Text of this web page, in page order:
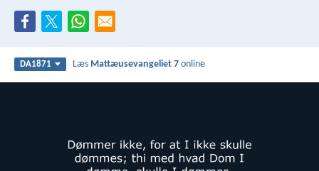
DA1871 Læs Mattæusevangeliet 7 online